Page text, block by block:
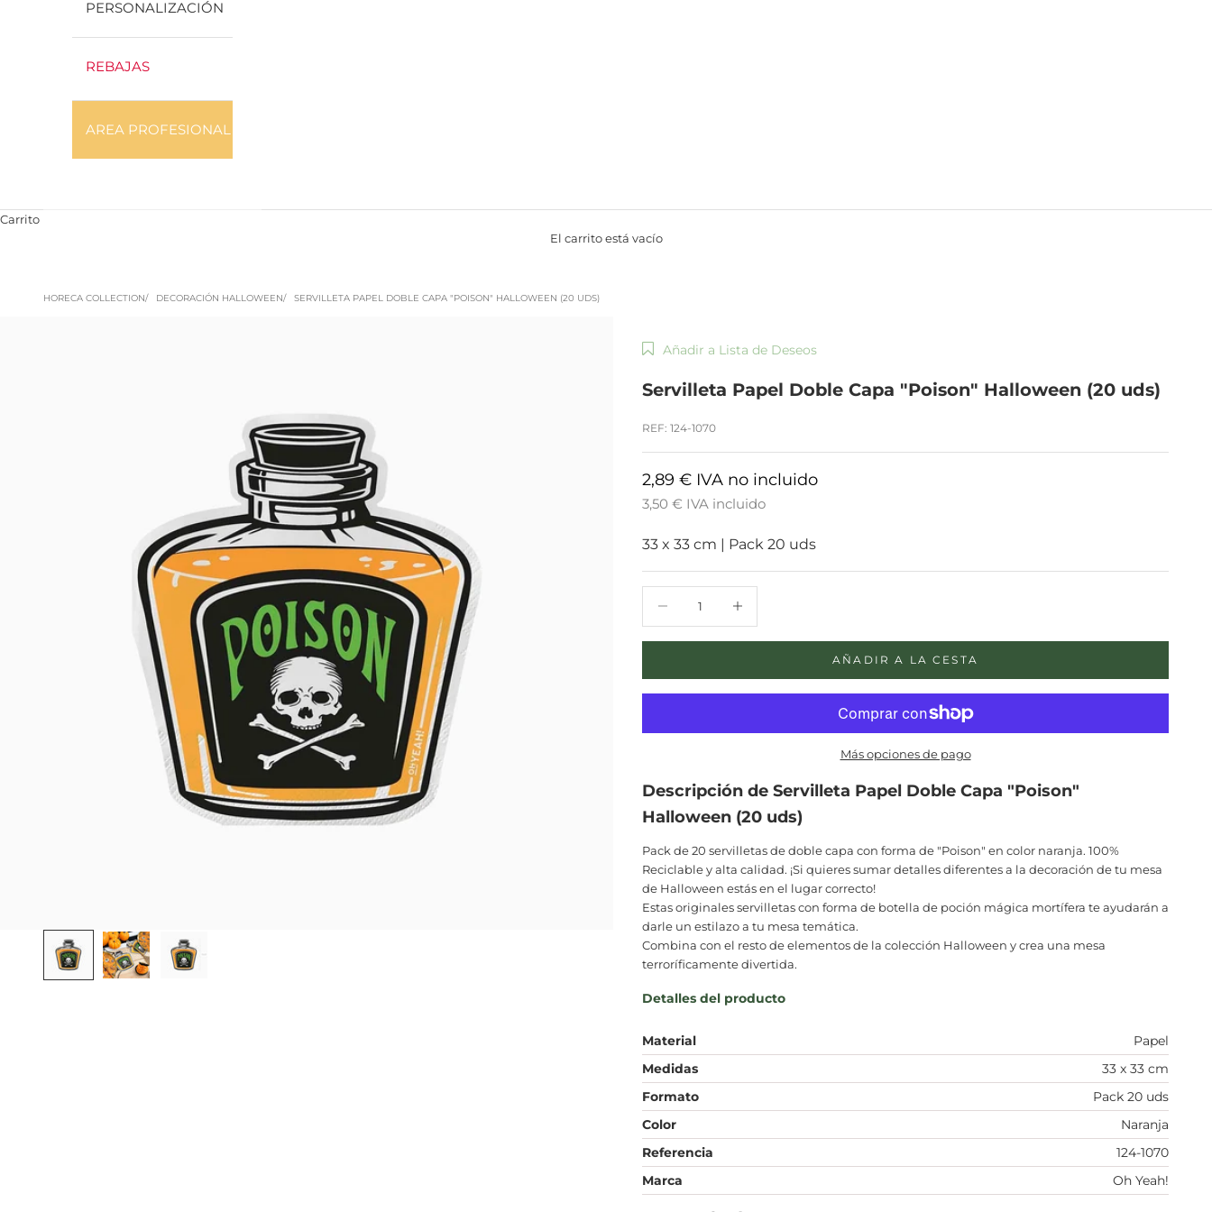
PERSONALIZACIÓN
REBAJAS
AREA PROFESIONAL
Carrito
El carrito está vacío
HORECA COLLECTION DECORACIÓN HALLOWEEN SERVILLETA PAPEL DOBLE CAPA "POISON" HALLOWEEN (20 UDS)
Añadir a Lista de Deseos
Servilleta Papel Doble Capa "Poison" Halloween (20 uds)
REF: 124-1070
2,89 € IVA no incluido
3,50 € IVA incluido
33 x 33 cm | Pack 20 uds
AÑADIR A LA CESTA
Más opciones de pago
Descripción de Servilleta Papel Doble Capa "Poison"
Halloween (20 uds)
Pack de 20 servilletas de doble capa con forma de "Poison" en color naranja. 100%
Reciclable y alta calidad. ¡Si quieres sumar detalles diferentes a la decoración de tu mesa
de Halloween estás en el lugar correcto!
Estas originales servilletas con forma de botella de poción mágica mortífera te ayudarán a
darle un estilazo a tu mesa temática.
Combina con el resto de elementos de la colección Halloween y crea una mesa
terroríficamente divertida.
Detalles del producto
Material
Papel
Medidas
33 x 33 cm
Formato
Pack 20 uds
Color
Naranja
Referencia
124-1070
Marca
Oh Yeah!